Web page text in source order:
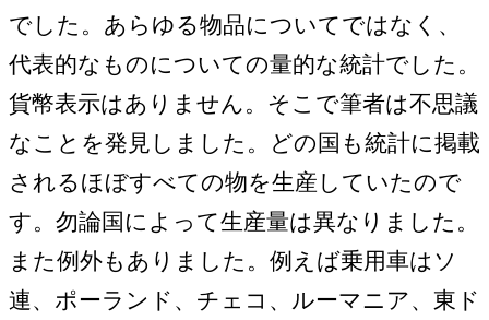
でした。あらゆる物品についてではなく、
代表的なものについての量的な統計でした。
貨幣表示はありません。そこで筆者は不思議
なことを発見しました。どの国も統計に掲載
されるほぼすべての物を生産していたので
す。勿論国によって生産量は異なりました。
また例外もありました。例えば乗用車はソ
連、ポーランド、チェコ、ルーマニア、東ド